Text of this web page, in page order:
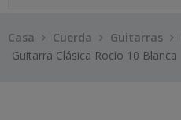
Casa Cuerda Guitarras
Guitarra Clásica Rocío 10 Blanca